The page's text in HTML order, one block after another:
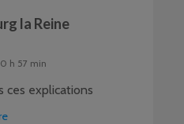
la Reine
h 57 min
ces explications